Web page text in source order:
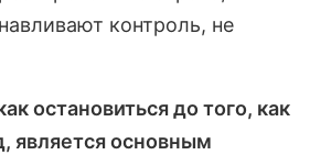
контроль, не
остановиться до того, как
является основным